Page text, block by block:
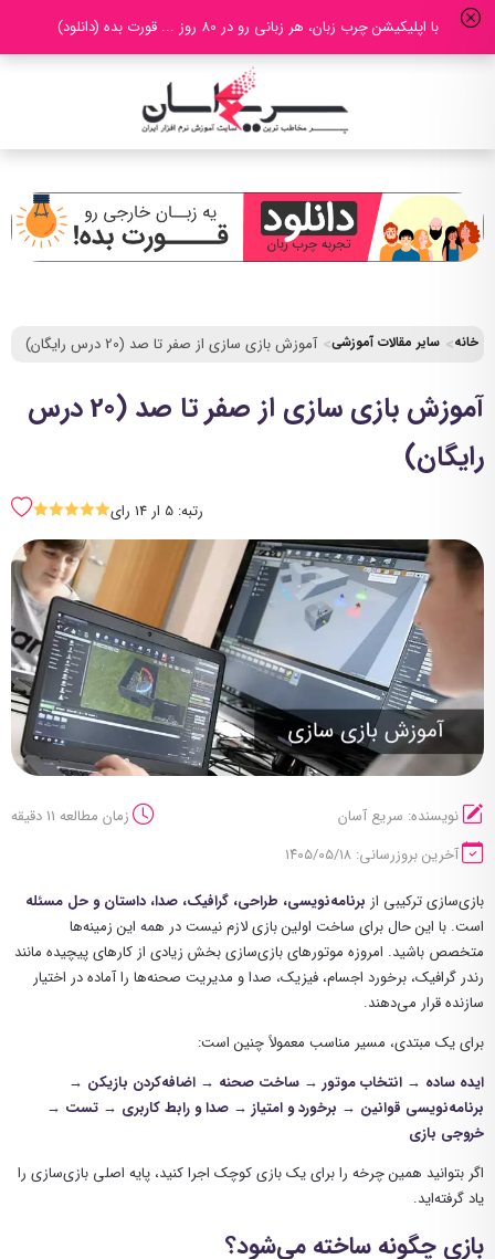
با اپلیکیشن چرب زبان، هر زبانی رو در 80 روز ... قورت بده (دانلود)
خانه سایر مقالات آموزشی آموزش بازی سازی از صفر تا صد (20 درس رایگان)
آموزش بازی سازی از صفر تا صد (20 درس
رایگان)
رتبه: 5 ار 14 رای SSSSS
نویسنده: سریع آسان
زمان مطالعه 11 دقیقه
آخرین بروزرسانی: ۱۴۰۵/۰۵/۱۸
بازی‌سازی ترکیبی از برنامه‌نویسی، طراحی، گرافیک، صدا، داستان و حل مسئله
است. با این حال برای ساخت اولین بازی لازم نیست در همه این زمینه‌ها
متخصص باشید. امروزه موتورهای بازی‌سازی بخش زیادی از کارهای پیچیده مانند
رندر گرافیک، برخورد اجسام، فیزیک، صدا و مدیریت صحنه‌ها را آماده در اختیار
سازنده قرار می‌دهند.
برای یک مبتدی، مسیر مناسب معمولاً چنین است:
ایده ساده → انتخاب موتور → ساخت صحنه → اضافه‌کردن بازیکن →
برنامه‌نویسی قوانین → برخورد و امتیاز → صدا و رابط کاربری → تست →
خروجی بازی
اگر بتوانید همین چرخه را برای یک بازی کوچک اجرا کنید، پایه اصلی بازی‌سازی را
یاد گرفته‌اید.
بازی چگونه ساخته می‌شود؟